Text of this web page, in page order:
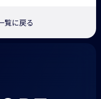
覧に戻る